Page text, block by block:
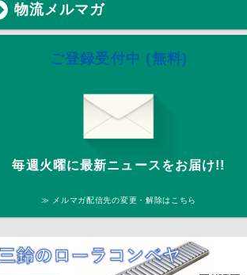
物流メルマガ
ご登録受付中 (無料)
毎週火曜に最新ニュースをお届け!!
≫ メルマガ配信先の変更・解除はこちら